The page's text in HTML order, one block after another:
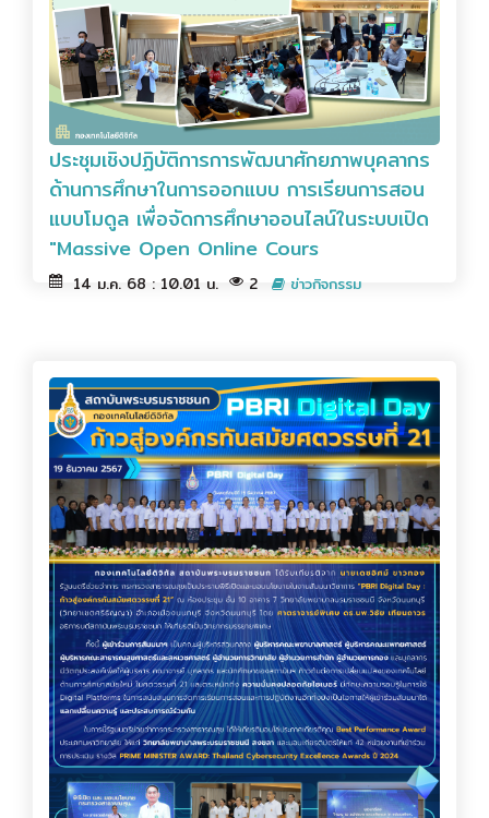
ประชุมเชิงปฏิบัติการการพัฒนาศักยภาพบุคลากร
ด้านการศึกษาในการออกแบบ การเรียนการสอน
แบบโมดูล เพื่อจัดการศึกษาออนไลน์ในระบบเปิด
"Massive Open Online Cours
14 ม.ค. 68 : 10.01 น. 2 ข่าวกิจกรรม